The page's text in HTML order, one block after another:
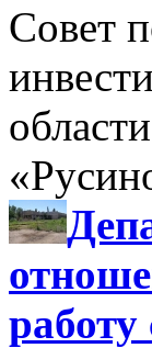
Совет